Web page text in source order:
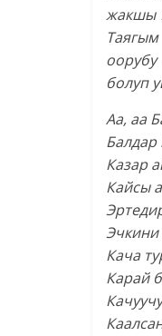
жакшы
болуп
Аа, аа
Казар
Кайсы
Кача
Карай